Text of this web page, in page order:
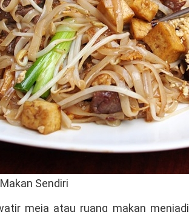
Sendiri
meja atau ruang makan menjadi